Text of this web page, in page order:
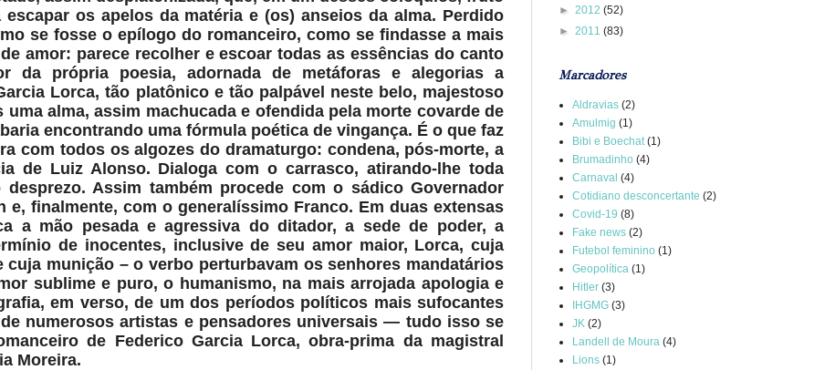
escapar os apelos da matéria e (os) anseios da alma. Perdido
se fosse o epílogo do romanceiro, como se findasse a mais
amor: parece recolher e escoar todas as essências do canto
da própria poesia, adornada de metáforas e alegorias a
Lorca, tão platônico e tão palpável neste belo, majestoso
uma alma, assim machucada e ofendida pela morte covarde de
encontrando uma fórmula poética de vingança. É o que faz
com todos os algozesdo dramaturgo: condena, pós-morte, a
de Luiz Alonso. Dialoga com o carrasco, atirando-lhe toda
Assim também procede com o sádico Governador
e, finalmente, com o generalíssimo Franco. Em duas extensas
a mão pesada e agressiva do ditador, a sede de poder, a
de inocentes, inclusivede seu amor maior, Lorca, cuja
cuja munição – o verbo perturbavam os senhores mandatários
sublime e puro, o humanismo, na mais arrojada apologia e
em verso, de um dos períodos políticos mais sufocantes
numerosos artistas e pensadores universais — tudo isso se
de Federico Garcia Lorca, obra-prima da magistral
Moreira.
► 2012 (52)
► 2011 (83)
Marcadores
Aldravias (2)
Amulmig (1)
Bibi e Boechat (1)
Brumadinho (4)
Carnaval (4)
Cotidiano desconcertante (2)
Covid-19 (8)
Fake news (2)
Futebol feminino (1)
Geopolítica (1)
Hitler (3)
IHGMG (3)
JK (2)
Landell de Moura (4)
Lions (1)